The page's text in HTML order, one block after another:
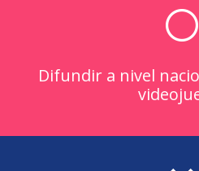
Difundir a nivel